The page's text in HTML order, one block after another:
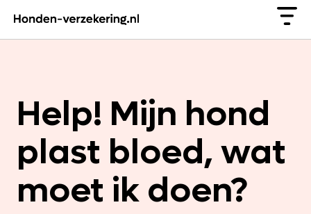
Help! Mijn hond
plast bloed, wat
moet ik doen?